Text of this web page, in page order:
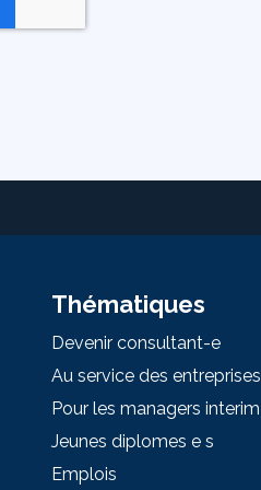
Thématiques
Devenir consultant-e
Au service des entreprises
Pour les managers interim
Jeunes diplomes e s
Emplois